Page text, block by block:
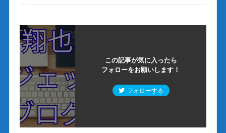
この記事が気に入ったら
フォローをお願いします！
フォローする